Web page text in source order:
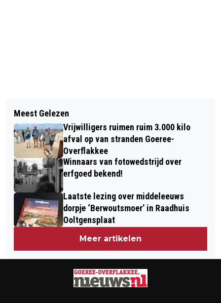
NIEUWE RIJBEWIJSKEURINGEN IN
MIDDELHARNIS
GOEDEMORGEN, HET IS VANDAAG
ZATERDAG 11 OKTOBER
Meest Gelezen
Vrijwilligers ruimen ruim 3.000 kilo
afval op van stranden Goeree-
Overflakkee
Winnaars van fotowedstrijd over
erfgoed bekend!
Laatste lezing over middeleeuws
dorpje ‘Berwoutsmoer’ in Raadhuis
Ooltgensplaat
Meer artikelen